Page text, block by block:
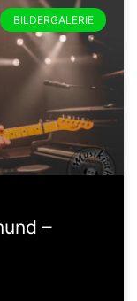
BILDERGALERIE
–